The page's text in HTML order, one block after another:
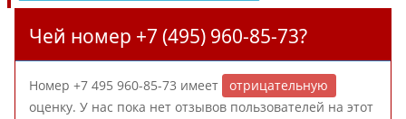
Чей номер +7 (495) 960-85-73?
Номер +7 495 960-85-73 имеет
отрицательную
оценку. У нас пока нет отзывов пользователей на этот